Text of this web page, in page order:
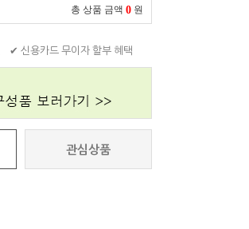
총 상품 금액 0 원
✔ 신용카드 무이자 할부 혜택
관심상품